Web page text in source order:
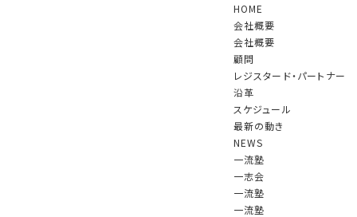
HOME
会社概要
会社概要
顧問
レジスタード・パートナー
沿革
スケジュール
最新の動き
NEWS
一流塾
一志会
一流塾
一流塾
一流塾（第13期）の開講記事が「産経